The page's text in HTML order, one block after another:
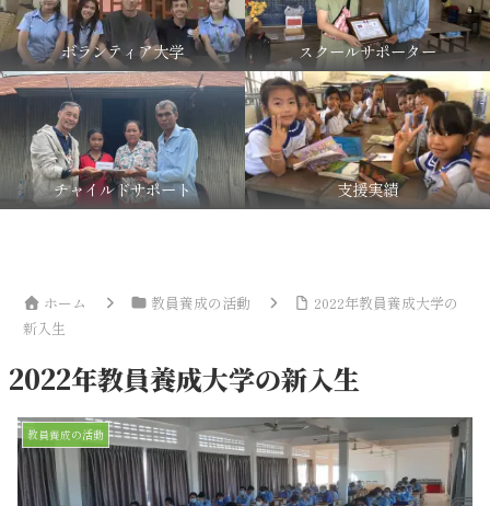
ボランティア大学 スクールサポーター
チャイルドサポート 支援実績
ホーム 教員養成の活動
2022年教員養成大学の
新入生
2022年教員養成大学の新入生
教員養成の活動